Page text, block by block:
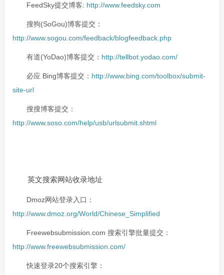
FeedSky提交博客: http://www.feedsky.com
搜狗(SoGou)博客提交：
http://www.sogou.com/feedback/blogfeedback.php
有道(YoDao)博客提交： http://tellbot.yodao.com/
必应 Bing博客提交： http://www.bing.com/toolbox/submit-
site-url
搜搜博客提交：
http://www.soso.com/help/usb/urlsubmit.shtml
英文搜索网站收录地址
Dmoz网站登录入口：
http://www.dmoz.org/World/Chinese_Simplified
Freewebsubmission.com 搜索引擎批量提交：
http://www.freewebsubmission.com/
快速登录20个搜索引擎：